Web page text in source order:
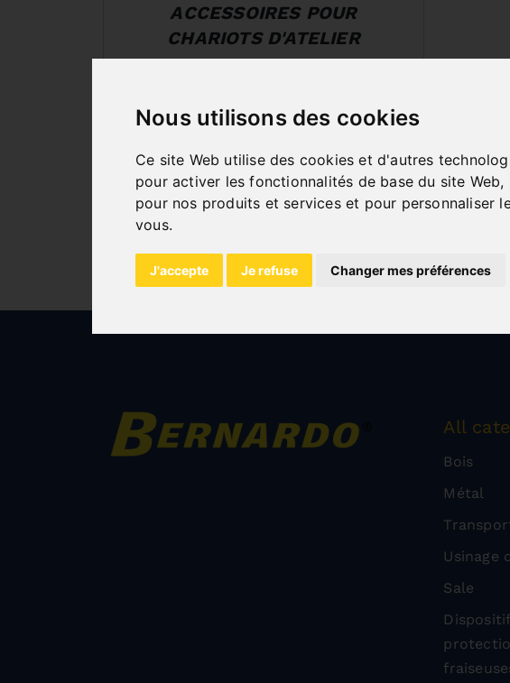
Nous utilisons des cookies
Ce site Web utilise des cookies et d'autres
pour activer les fonctionnalités de base du site Web,
pour nos produits et services et pour personnaliser
vous.
J'accepte Je refuse Changer mes préférences
ACCESSOIRES POUR
CHARIOTS D'ATELIER
All
Bois
Métal
Usinage
Sale